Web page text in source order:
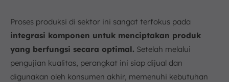
Proses produksi di sektor ini sangat terfokus pada
integrasi komponen untuk menciptakan produk
yang berfungsi secara optimal. Setelah melalui
pengujian kualitas, perangkat ini siap dijual dan
digunakan oleh konsumen akhir, memenuhi kebutuhan